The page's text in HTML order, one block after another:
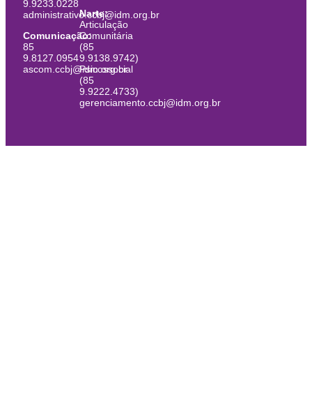
9.9233.0228
administrativo.ccbj@idm.org.br
Comunicação:
85
9.8127.0954
ascom.ccbj@idm.org.br
Narte:
Articulação
Comunitária
(85
9.9138.9742)
Psicossocial
(85
9.9222.4733)
gerenciamento.ccbj@idm.org.br